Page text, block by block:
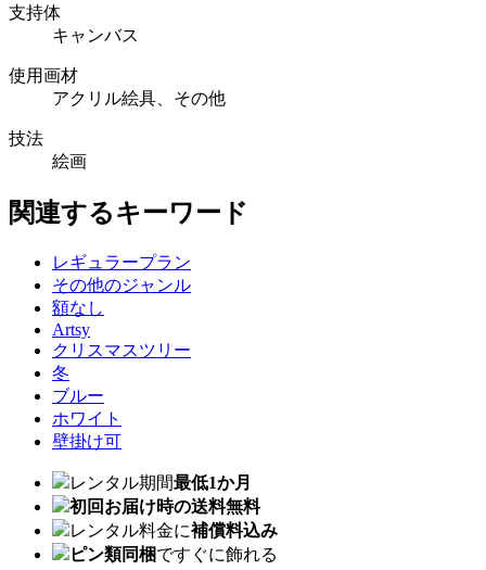
支持体
キャンバス
使用画材
アクリル絵具、その他
技法
絵画
関連するキーワード
レギュラープラン
その他のジャンル
額なし
Artsy
クリスマスツリー
冬
ブルー
ホワイト
壁掛け可
レンタル期間最低1か月
初回お届け時の送料無料
レンタル料金に補償料込み
ピン類同梱ですぐに飾れる